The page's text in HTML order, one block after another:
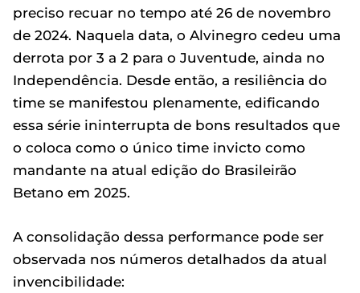
preciso recuar no tempo até 26 de novembro
de 2024. Naquela data, o Alvinegro cedeu uma
derrota por 3 a 2 para o Juventude, ainda no
Independência. Desde então, a resiliência do
time se manifestou plenamente, edificando
essa série ininterrupta de bons resultados que
o coloca como o único time invicto como
mandante na atual edição do Brasileirão
Betano em 2025.
A consolidação dessa performance pode ser
observada nos números detalhados da atual
invencibilidade: